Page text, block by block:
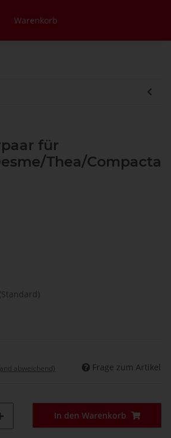
Warenkorb
für
Thea/Compacta
(Standard)
abweichend) Frage zum Artikel
In den Warenkorb